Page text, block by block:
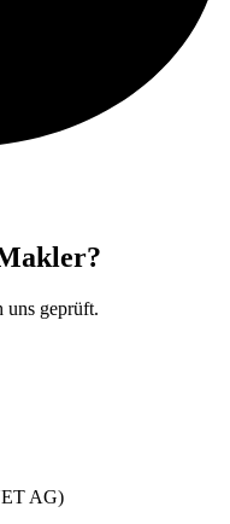
uns geprüft.
AG)